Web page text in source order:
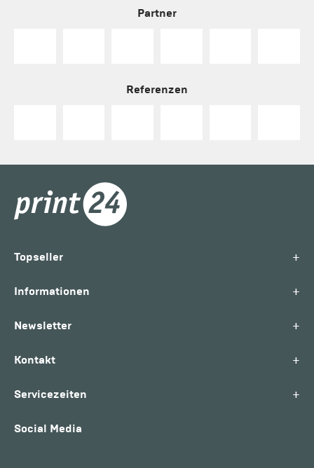
Partner
Referenzen
Topseller +
Informationen +
Newsletter +
Kontakt +
Servicezeiten +
Social Media